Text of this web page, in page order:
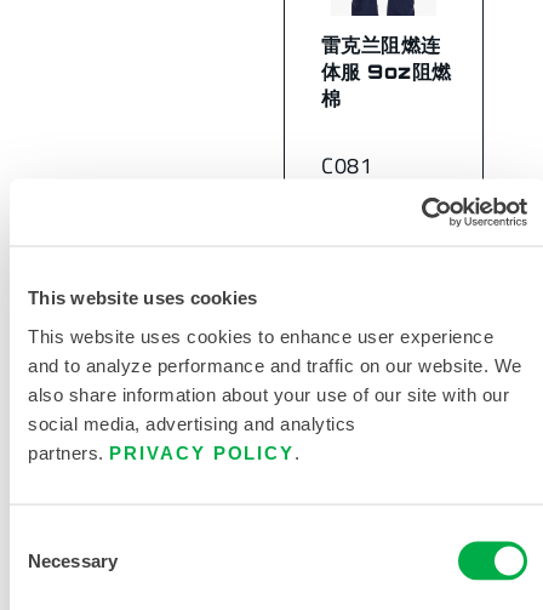
This website uses cookies
This website uses cookies to enhance user experience
and to analyze performance and traffic on our website. We
also share information about your use of our site with our
social media, advertising and analytics
partners. PRIVACY POLICY
Selection
Necessary
C081
雷克兰阻燃连
体服 9oz阻燃
棉